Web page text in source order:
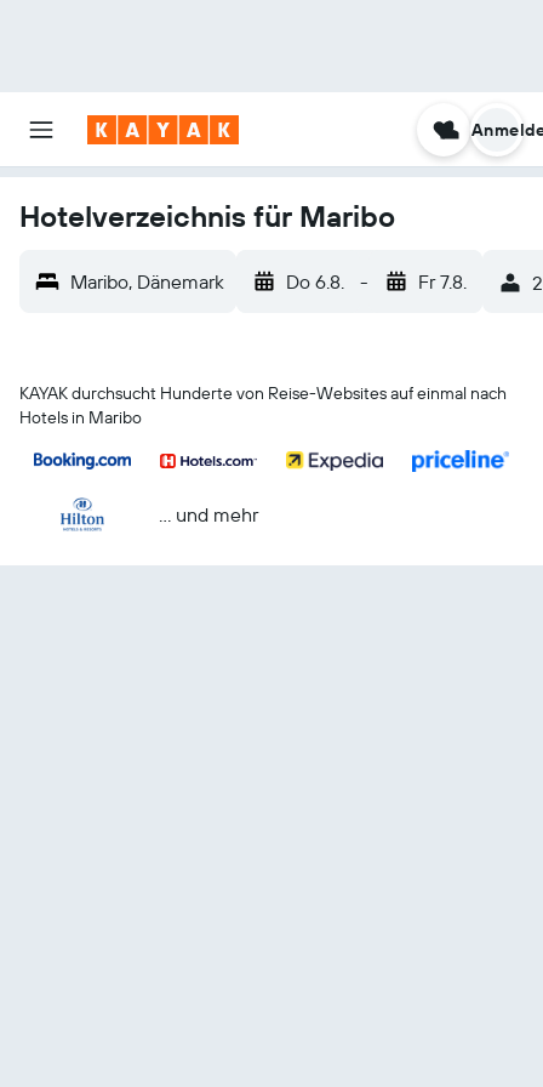
Hotelverzeichnis für Maribo
Maribo, Dänemark Do 6.8. - Fr 7.8.
KAYAK durchsucht Hunderte von Reise-Websites auf einmal nach
Hotels in Maribo
… und mehr